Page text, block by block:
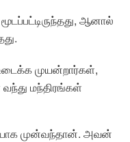
ஆனால்
முயன்றார்கள்,
மந்திரங்கள்
முன்வந்தான். அவன்